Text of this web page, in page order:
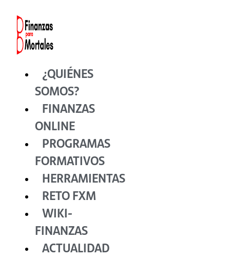
contenido
¿QUIÉNES
SOMOS?
FINANZAS
ONLINE
PROGRAMAS
FORMATIVOS
HERRAMIENTAS
RETO FXM
WIKI-
FINANZAS
ACTUALIDAD